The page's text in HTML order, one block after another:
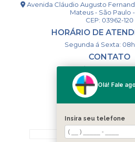
Avenida Cláudio Augusto
Mateus - São Paulo
CEP: 03962-120
HORÁRIO DE
Segunda á Sexta: 08h
CONTATO
(11) 98993-9556
MENU
HOME
Olá! Fale
Insira seu telefone